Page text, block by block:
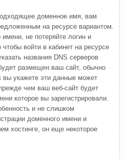
доменное имя, вам
на ресурсе вариантом.
не потеряйте логин и
войти в кабинет на ресурсе
названия DNS серверов
размещен ваш сайт, обычно
вы укажете эти данные может
чем ваш веб-сайт будет
которое вы зарегистрировали.
и не слишком
доменного имени и
хостинге, он еще некоторое